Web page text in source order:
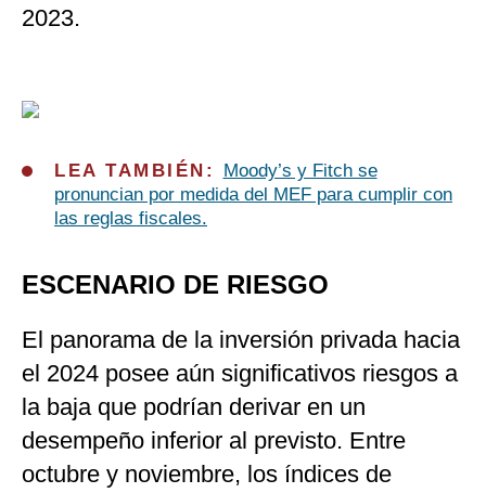
2023.
LEA TAMBIÉN:
Moody’s y Fitch se
pronuncian por medida del MEF para cumplir con
las reglas fiscales.
ESCENARIO DE RIESGO
El panorama de la inversión privada hacia
el 2024 posee aún significativos riesgos a
la baja que podrían derivar en un
desempeño inferior al previsto. Entre
octubre y noviembre, los índices de